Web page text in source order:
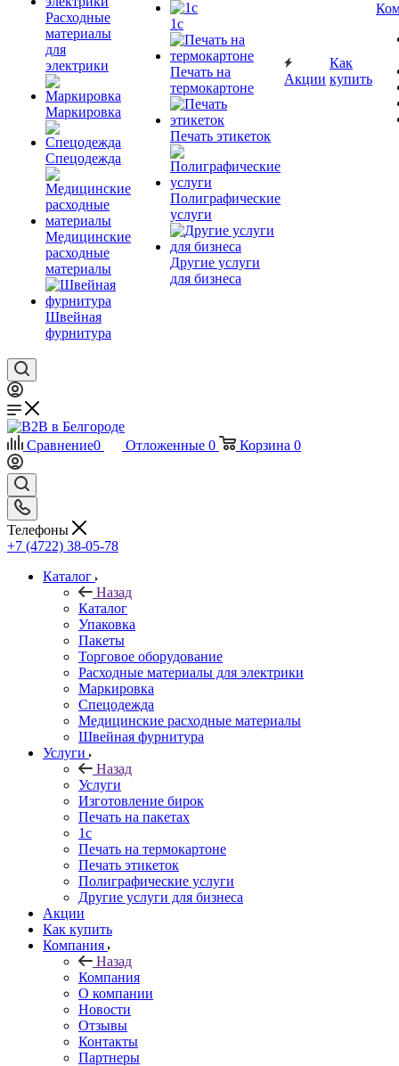
Расходные
материалы
для
электрики
Маркировка
Спецодежда
Медицинские
расходные
материалы
Швейная
фурнитура
1c
Печать на
термокартоне
Печать этикеток
Полиграфические
услуги
Другие услуги
для бизнеса
Акции
Как
купить
Сравнение0 Отложенные 0 Корзина 0
Телефоны
+7 (4722) 38-05-78
Каталог
Назад
Каталог
Упаковка
Пакеты
Торговое оборудование
Расходные материалы для электрики
Маркировка
Спецодежда
Медицинские расходные материалы
Швейная фурнитура
Услуги
Назад
Услуги
Изготовление бирок
Печать на пакетах
1c
Печать на термокартоне
Печать этикеток
Полиграфические услуги
Другие услуги для бизнеса
Акции
Как купить
Компания
Назад
Компания
О компании
Новости
Отзывы
Контакты
Партнеры